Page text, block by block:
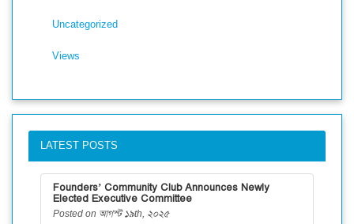
Uncategorized
Views
LATEST POSTS
Founders’ Community Club Announces Newly
Elected Executive Committee
Posted on আগস্ট ১৯th, ২০২৫